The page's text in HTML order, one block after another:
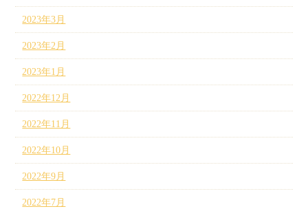
2023年3月
2023年2月
2023年1月
2022年12月
2022年11月
2022年10月
2022年9月
2022年7月